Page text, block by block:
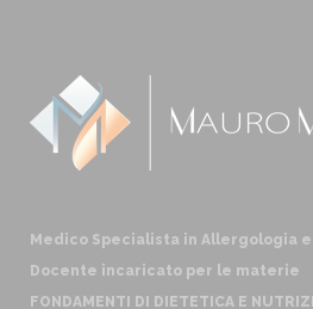
Medico Specialista in Allergologia
Docente incaricato per le materie
FONDAMENTI DI DIETETICA E